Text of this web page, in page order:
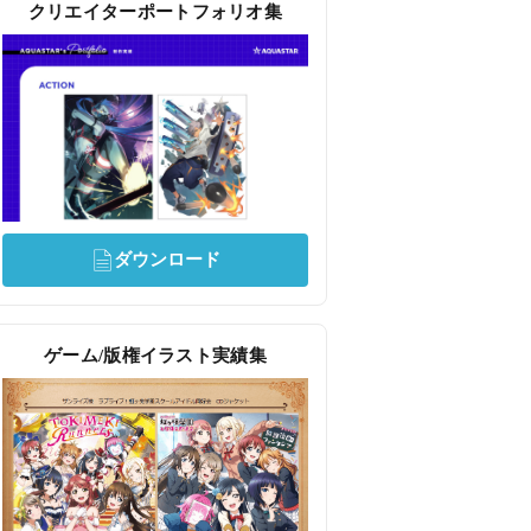
クリエイターポートフォリオ集
ダウンロード
ゲーム/版権イラスト実績集